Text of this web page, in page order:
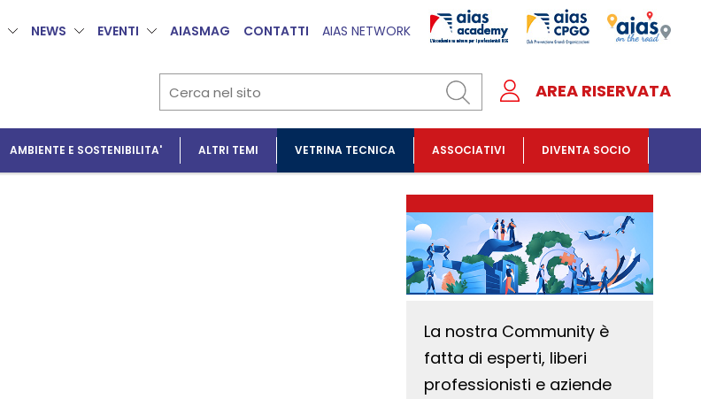
NEWS EVENTI AIASMAG CONTATTI AIAS NETWORK
AREA RISERVATA
AMBIENTE E SOSTENIBILITA' ALTRI TEMI VETRINA TECNICA ASSOCIATIVI DIVENTA SOCIO
La nostra Community è
fatta di esperti, liberi
professionisti e aziende